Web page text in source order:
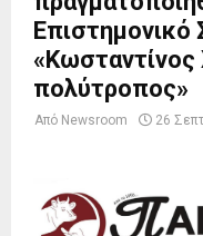
Επιστημονικό
πολύτροπος»
Από Newsroom 26